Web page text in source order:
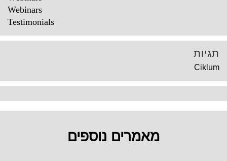
Webinars
Testimonials
תגיות
Ciklum
מאמרים נוספים